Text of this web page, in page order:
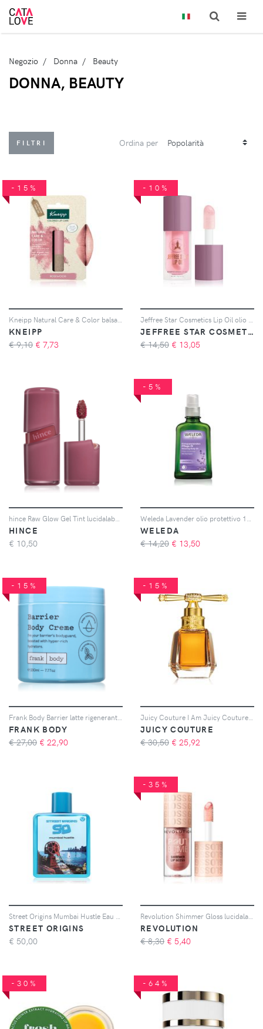
Negozio Donna Beauty
DONNA, BEAUTY
FILTRI Ordina per
-15%
Kneipp Natural Care & Color balsamo colorato labbra colore Rosewood 3.5 g
KNEIPP
€ 9,10 € 7,73
-10%
Jeffree Star Cosmetics Lip Oil olio labbra colore Pink Aura 5 g
JEFFREE STAR COSMETICS
€ 14,50 € 13,05
hince Raw Glow Gel Tint lucidalabbra idratante colore 013 Pink Pepper 4 ml
HINCE
€ 10,50
-5%
Weleda Lavender olio protettivo 100 ml
WELEDA
€ 14,20 € 13,50
-15%
Frank Body Barrier latte rigenerante corpo 230 ml
FRANK BODY
€ 27,00 € 22,90
-15%
Juicy Couture I Am Juicy Couture Eau de Parfum da donna 30 ml
JUICY COUTURE
€ 30,50 € 25,92
Street Origins Mumbai Hustle Eau de Parfum da donna 75 ml
STREET ORIGINS
€ 50,00
-35%
Revolution Shimmer Gloss lucidalabbra brillante colore Shine Pink 4.5 ml
REVOLUTION
€ 8,30 € 5,40
-30% -64%